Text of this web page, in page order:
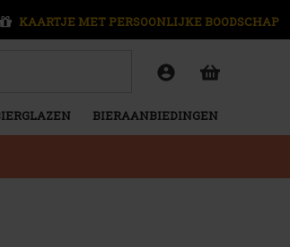
KAARTJE MET PERSOONLIJKE BOODSCHAP
BIERAANBIEDINGEN